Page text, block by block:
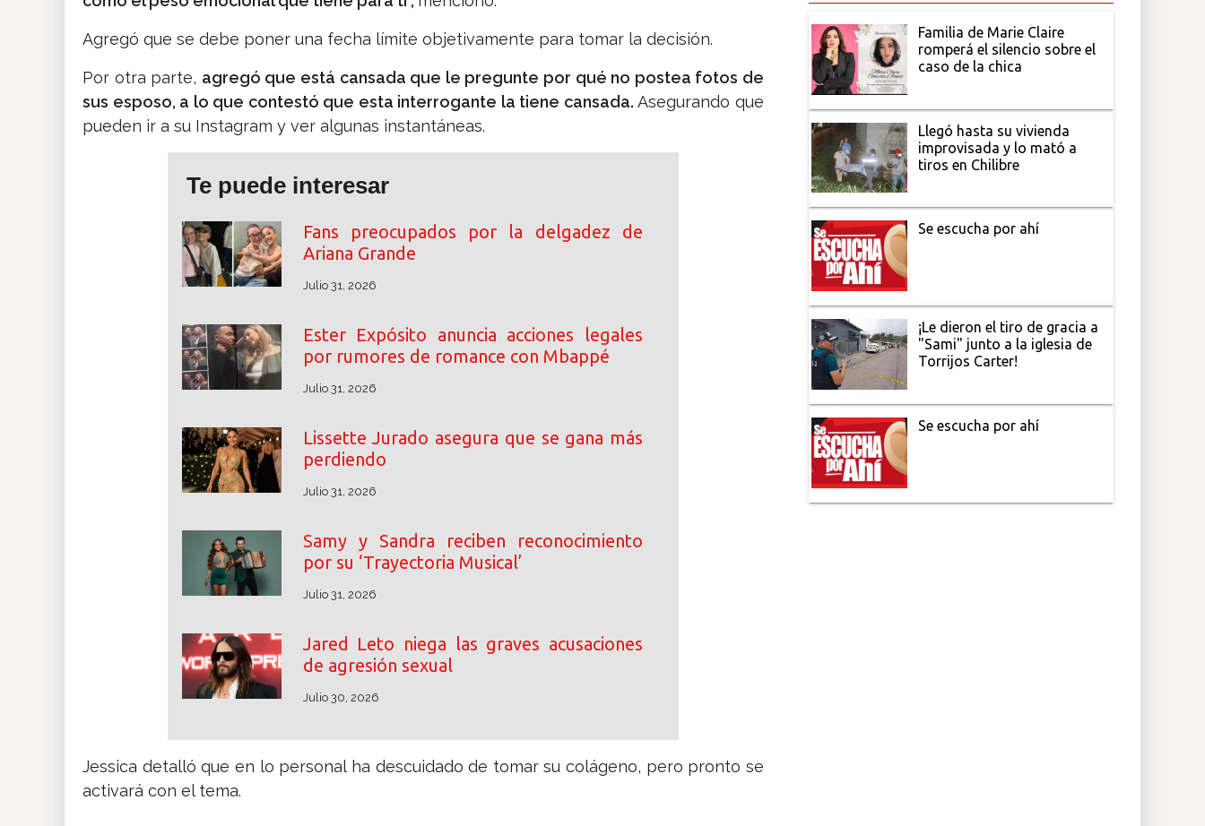
Agregó que se debe poner una fecha límite objetivamente para tomar la decisión.
Por otra parte, agregó que está cansada que le pregunte por qué no postea fotos de
sus esposo, a lo que contestó que esta interrogante la tiene cansada.Asegurando que
pueden ir a su Instagram y ver algunas instantáneas.
Te puede interesar
Fans preocupados por la delgadez de
Ariana Grande
Julio 31, 2026
Ester Expósito anuncia acciones legales
por rumores de romance con Mbappé
Julio 31, 2026
Lissette Jurado asegura que se gana más
perdiendo
Julio 31, 2026
Samy y Sandra reciben reconocimiento
por su ‘Trayectoria Musical’
Julio 31, 2026
Jared Leto niega las graves acusaciones
de agresión sexual
Julio 30, 2026
Jessica detalló que en lo personal ha descuidado de tomar su colágeno, pero pronto se
activará con el tema.
Familia de Marie Claire
romperá el silencio sobre el
caso de la chica
Llegó hasta su vivienda
improvisada y lo mató a
tiros en Chilibre
Se escucha por ahí
¡Le dieron el tiro de gracia a
"Sami" junto a la iglesia de
Torrijos Carter!
Se escucha por ahí